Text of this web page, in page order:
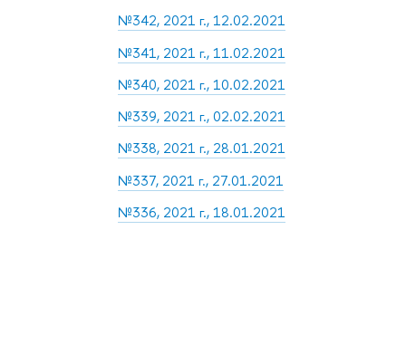
№342, 2021 г., 12.02.2021
№341, 2021 г., 11.02.2021
№340, 2021 г., 10.02.2021
№339, 2021 г., 02.02.2021
№338, 2021 г., 28.01.2021
№337, 2021 г., 27.01.2021
№336, 2021 г., 18.01.2021